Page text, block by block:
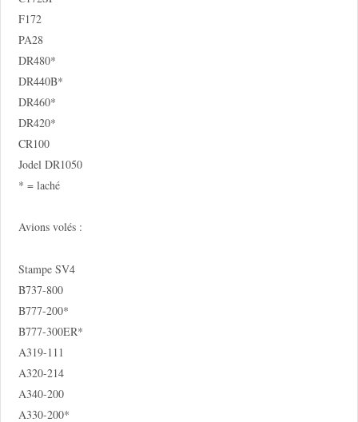
F172
PA28
DR480*
DR440B*
DR460*
DR420*
CR100
Jodel DR1050
* = laché
Avions volés :
Stampe SV4
B737-800
B777-200*
B777-300ER*
A319-111
A320-214
A340-200
A330-200*